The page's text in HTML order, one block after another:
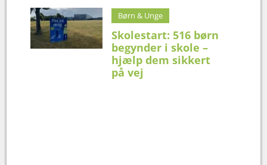
Børn & Unge
Skolestart: 516 børn
begynder i skole –
hjælp dem sikkert
på vej